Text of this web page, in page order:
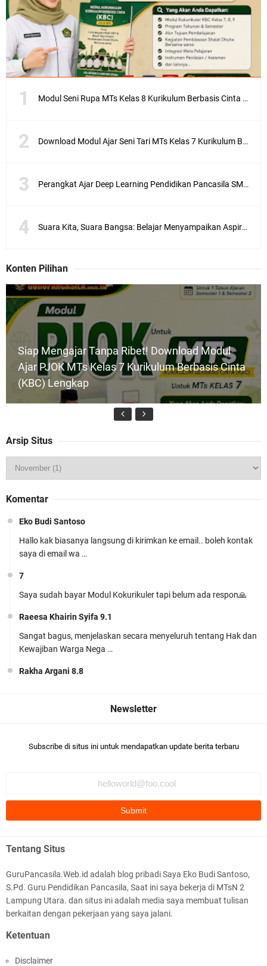
Modul Seni Rupa MTs Kelas 8 Kurikulum Berbasis Cinta (KBC) Terlengkap Semester 1 dan 2
Download Modul Ajar Seni Tari MTs Kelas 7 Kurikulum Berbasis Cinta (KBC) Lengkap Semester 1 & 2
Perangkat Ajar Deep Learning Pendidikan Pancasila SMA/MA Kelas X, XI, XII Lengkap
Suara Kita, Suara Bangsa: Belajar Menyampaikan Aspirasi dengan Bijak
Konten Pilihan
Siap Mengajar Tanpa Ribet! Download Modul
Ajar PJOK MTs Kelas 7 Kurikulum Berbasis Cinta
(KBC) Lengkap
Perangkat Ajar Deep Learning SMP Pendidikan
046/H/KR/2025
Pancasila SMA/MA Kelas X, XI, XII Lengkap
Cinta (KBC) Lengkap Semester 1 & 2
Berbasis Cinta (KBC) Terlengkap Semester 1 dan
Kurikulum Berbasis Cinta (KBC) Lengkap
Arsip Situs
Komentar
Eko Budi Santoso
Hallo kak biasanya langsung di kirimkan ke email.. boleh kontak
saya di email wa …
7
Saya sudah bayar Modul Kokurikuler tapi belum ada respon🙏
Raeesa Khairin Syifa 9.1
Sangat bagus, menjelaskan secara menyeluruh tentang Hak dan
Kewajiban Warga Nega …
Rakha Argani 8.8
BAGUSSS👍👍👍👍👍👍👍👍👍👍👍👍👍👍👍👍👍👍👍👍👍👍👍👍
👍👍👍👍👍
AFFANS RAHMAT JAYA 9.3
bagus 👍👍
Andre Wiguna 9.1
Bagus banget🥰
Subscribe di situs ini untuk mendapatkan update berita terbaru
Tentang Situs
GuruPancasila.Web.id adalah blog pribadi Saya Eko Budi Santoso,
S.Pd. Guru Pendidikan Pancasila, Saat ini saya bekerja di MTsN 2
Lampung Utara. dan situs ini adalah media saya membuat tulisan
berkaitan dengan pekerjaan yang saya jalani.
Ketentuan
Disclaimer